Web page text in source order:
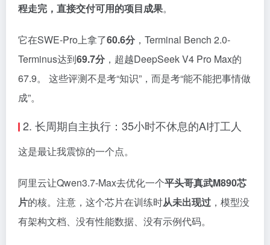
程走完，直接交付可用的项目成果。
它在SWE-Pro上拿了60.6分，Terminal Bench 2.0-
Terminus达到69.7分，超越DeepSeek V4 Pro Max的
67.9。 这些评测不是考“知识”，而是考“能不能把事情做
成”。
2. 长周期自主执行：35小时不休息的AI打工人
这是最让我震惊的一个点。
阿里云让Qwen3.7-Max去优化一个平头哥真武M890芯
片的核。注意，这个芯片在训练时从未出现过 ，模型没
有架构文档、没有性能数据、没有示例代码。